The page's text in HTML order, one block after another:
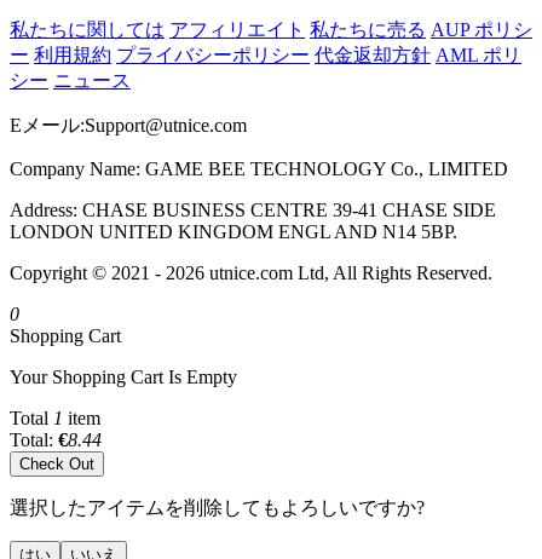
私たちに関しては アフィリエイト 私たちに売る AUP ポリシ
ー 利用規約 プライバシーポリシー 代金返却方針 AML ポリ
シー ニュース
Eメール:Support@utnice.com
Company Name: GAME BEE TECHNOLOGY Co., LIMITED
Address: CHASE BUSINESS CENTRE 39-41 CHASE SIDE
LONDON UNITED KINGDOM ENGL AND N14 5BP.
Copyright © 2021 - 2026 utnice.com Ltd, All Rights Reserved.
0
Shopping Cart
Your Shopping Cart Is Empty
Total 1 item
Total: €8.44
Check Out
選択したアイテムを削除してもよろしいですか?
はい いいえ